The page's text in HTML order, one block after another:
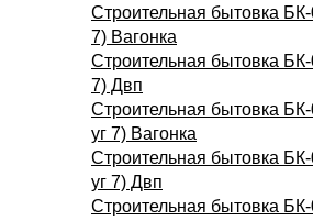
Строительная бытовка
7) Вагонка
Строительная бытовка
7) Двп
Строительная бытовка
уг 7) Вагонка
Строительная бытовка
уг 7) Двп
Строительная бытовка